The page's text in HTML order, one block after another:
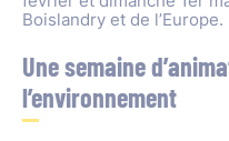
Boislandry et de l’Europe.
Une semaine
l’environnement